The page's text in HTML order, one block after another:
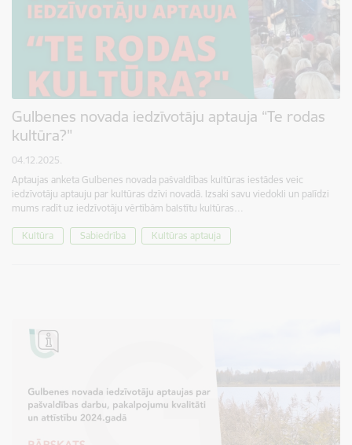
Gulbenes novada iedzīvotāju aptauja “Te rodas
kultūra?"
04.12.2025.
Aptaujas anketa Gulbenes novada pašvaldības kultūras iestādes veic
iedzīvotāju aptauju par kultūras dzīvi novadā. Izsaki savu viedokli un palīdzi
mums radīt uz iedzīvotāju vērtībām balstītu kultūras…
Kultūra Sabiedrība Kultūras aptauja